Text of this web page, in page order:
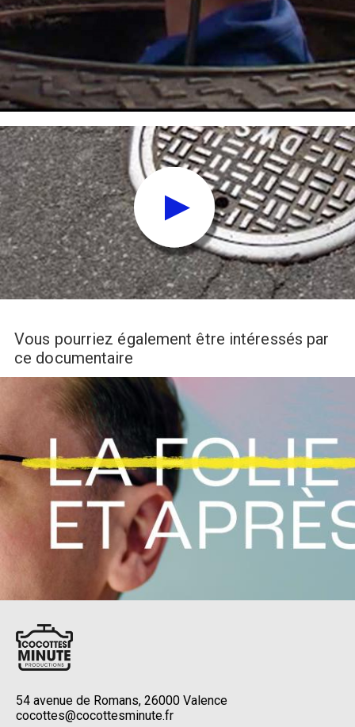
Vous pourriez également être intéressés par
ce documentaire
54 avenue de Romans, 26000 Valence
cocottes@cocottesminute.fr